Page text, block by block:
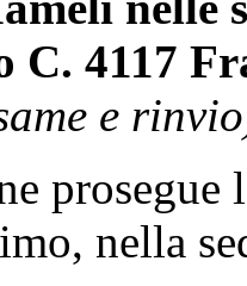
C. 4117
e
prosegue
nella